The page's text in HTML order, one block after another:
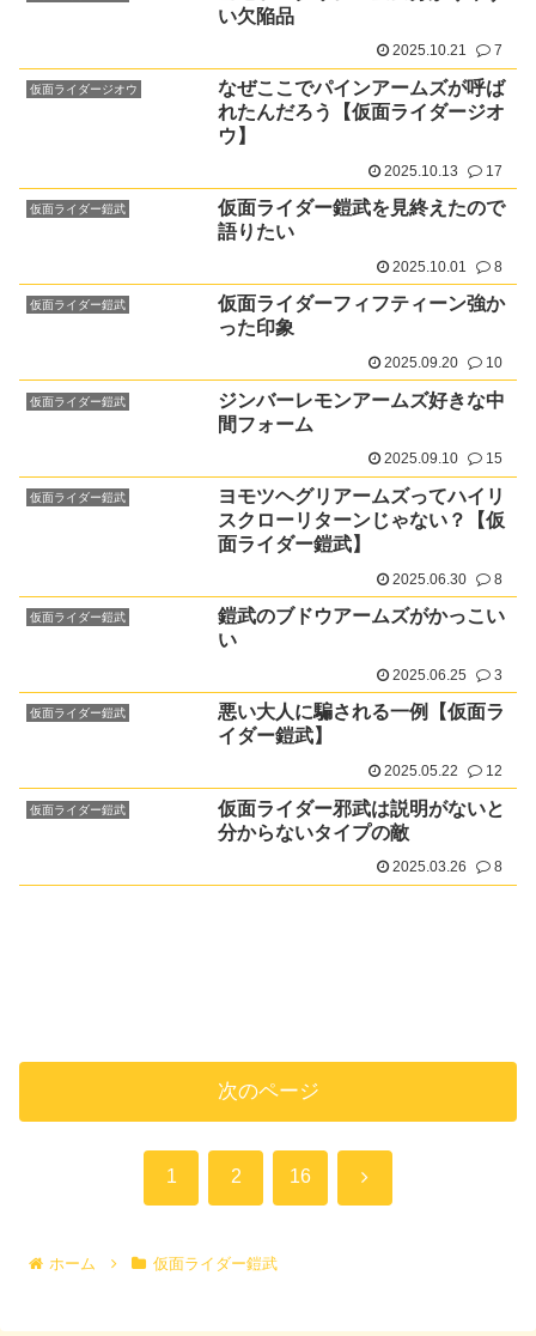
い欠陥品
2025.10.21 7
仮面ライダージオウ
なぜここでパインアームズが呼ば
れたんだろう【仮面ライダージオ
ウ】
2025.10.13 17
仮面ライダー鎧武
仮面ライダー鎧武を見終えたので
語りたい
2025.10.01 8
仮面ライダー鎧武
仮面ライダーフィフティーン強か
った印象
2025.09.20 10
仮面ライダー鎧武
ジンバーレモンアームズ好きな中
間フォーム
2025.09.10 15
仮面ライダー鎧武
ヨモツヘグリアームズってハイリ
スクローリターンじゃない？【仮
面ライダー鎧武】
2025.06.30 8
仮面ライダー鎧武
鎧武のブドウアームズがかっこい
い
2025.06.25 3
仮面ライダー鎧武
悪い大人に騙される一例【仮面ラ
イダー鎧武】
2025.05.22 12
仮面ライダー鎧武
仮面ライダー邪武は説明がないと
分からないタイプの敵
2025.03.26 8
次のページ
1 2 16 次
ホーム 仮面ライダー鎧武